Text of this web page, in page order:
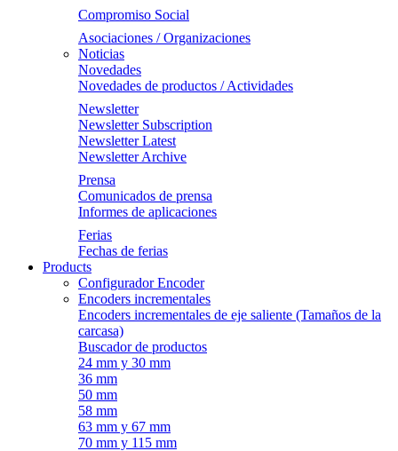
Compromiso Social
Asociaciones / Organizaciones
Noticias
Novedades
Novedades de productos / Actividades
Newsletter
Newsletter Subscription
Newsletter Latest
Newsletter Archive
Prensa
Comunicados de prensa
Informes de aplicaciones
Ferias
Fechas de ferias
Products
Configurador Encoder
Encoders incrementales
Encoders incrementales de eje saliente (Tamaños de la
carcasa)
Buscador de productos
24 mm y 30 mm
36 mm
50 mm
58 mm
63 mm y 67 mm
70 mm y 115 mm